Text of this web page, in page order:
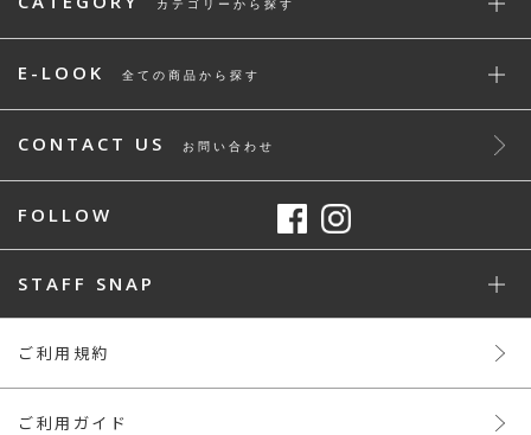
カテゴリーから探す
E-LOOK 全ての商品から探す
CONTACT US お問い合わせ
FOLLOW
STAFF SNAP
ご利用規約
ご利用ガイド